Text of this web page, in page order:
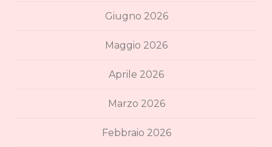
Giugno 2026
Maggio 2026
Aprile 2026
Marzo 2026
Febbraio 2026